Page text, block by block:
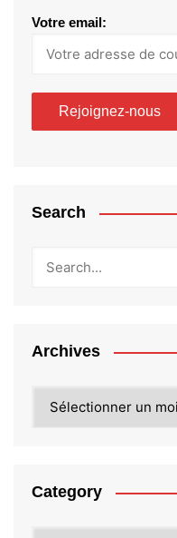
Votre email:
Search
Archives
Category